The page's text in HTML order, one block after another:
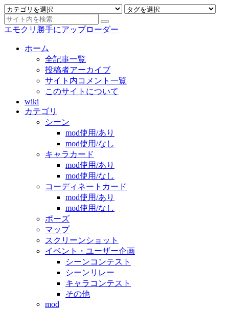
エモクリ勝手にアップローダー
ホーム
全記事一覧
投稿者アーカイブ
サイト内コメント一覧
このサイトについて
wiki
カテゴリ
シーン
mod使用/あり
mod使用/なし
キャラカード
mod使用/あり
mod使用/なし
コーディネートカード
mod使用/あり
mod使用/なし
ポーズ
マップ
スクリーンショット
イベント・ユーザー企画
シーンコンテスト
シーンリレー
キャラコンテスト
その他
mod